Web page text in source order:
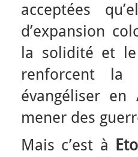
acceptées
d’expansion
la solidité et
renforcent la
évangéliser
mener des
Mais c’est à